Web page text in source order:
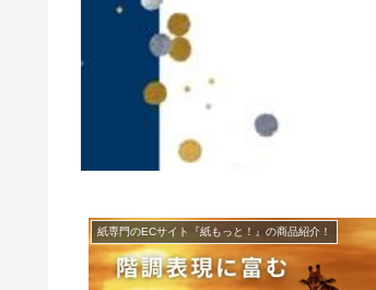
紙専門のECサイト『紙もっと！』の商品紹介！